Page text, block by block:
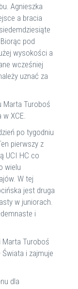
Agnieszka
a bracia
pod
wysokości a
wcześniej
uznać za
Marta Turoboś
XCE.
po tygodniu
pierwszy z
UCI HC co
wielu
W tej
jest druga
w juniorach.
i
Turoboś
i zajmuje
dla